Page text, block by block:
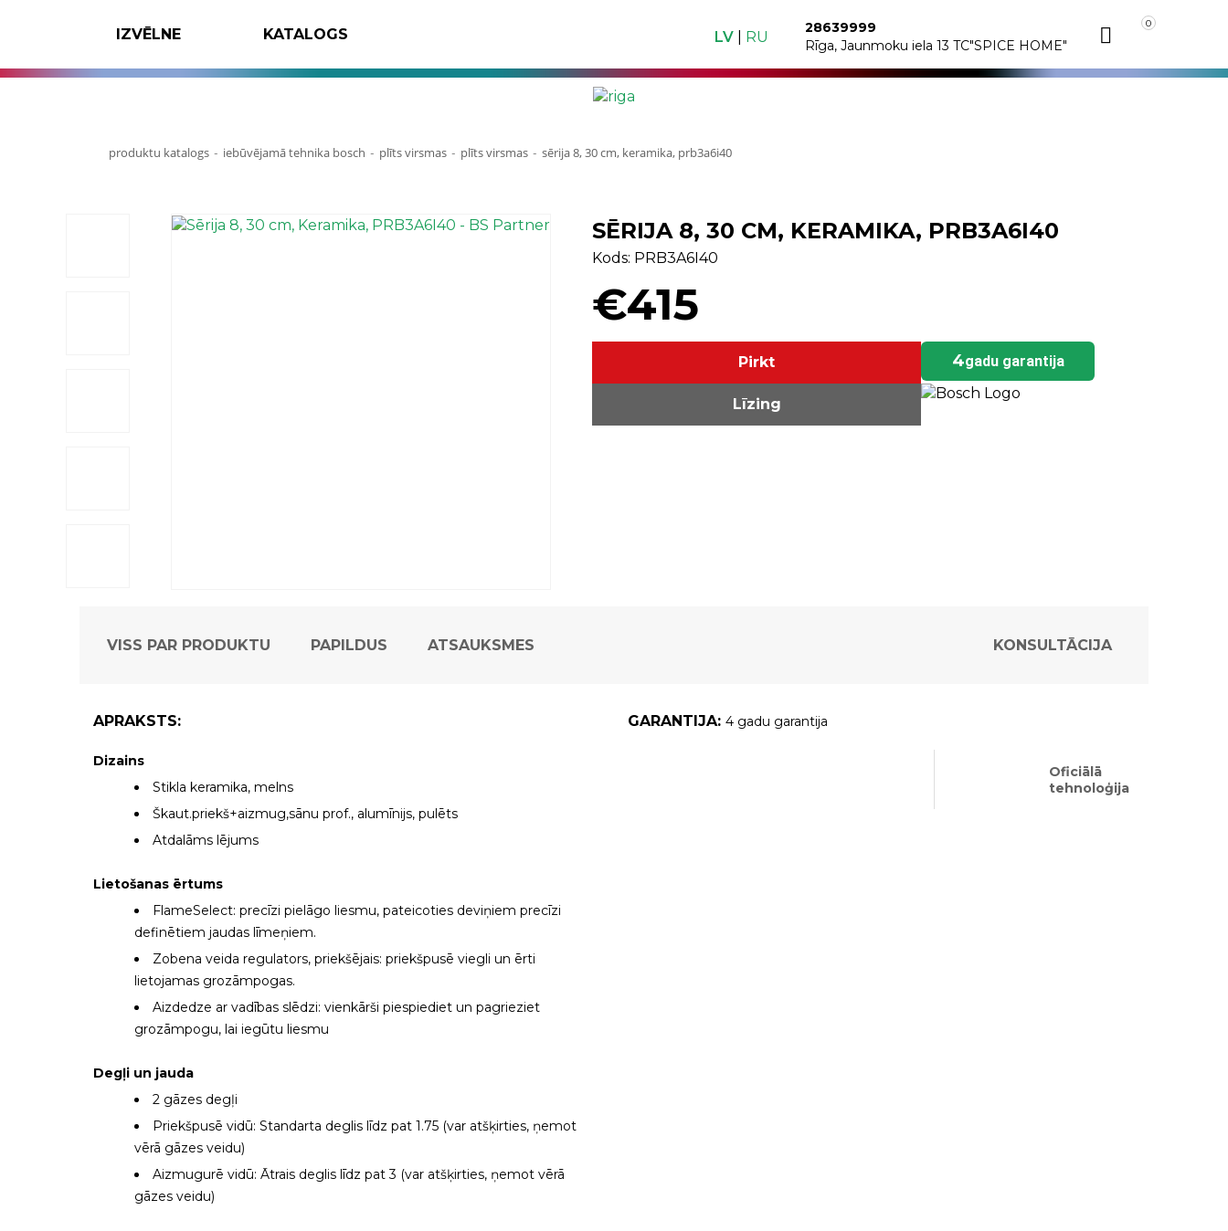
0
28639999
Rīga, Jaunmoku iela 13 TC"SPICE HOME"
LV RU
IZVĒLNE KATALOGS
produktu katalogs - iebūvējamā tehnika bosch - plīts virsmas - plīts virsmas - sērija 8, 30 cm, keramika, prb3a6i40
SĒRIJA 8, 30 CM, KERAMIKA, PRB3A6I40
Kods: PRB3A6I40
€415
Pirkt 4gadu garantija
Līzing
VISS PAR PRODUKTU PAPILDUS ATSAUKSMES KONSULTĀCIJA
APRAKSTS:
Dizains
Stikla keramika, melns
Škaut.priekš+aizmug,sānu prof., alumīnijs, pulēts
Atdalāms lējums
Lietošanas ērtums
FlameSelect: precīzi pielāgo liesmu, pateicoties deviņiem precīzi
definētiem jaudas līmeņiem.
Zobena veida regulators, priekšējais: priekšpusē viegli un ērti
lietojamas grozāmpogas.
Aizdedze ar vadības slēdzi: vienkārši piespiediet un pagrieziet
grozāmpogu, lai iegūtu liesmu
Degļi un jauda
2 gāzes degļi
Priekšpusē vidū: Standarta deglis līdz pat 1.75 (var atšķirties, ņemot
vērā gāzes veidu)
Aizmugurē vidū: Ātrais deglis līdz pat 3 (var atšķirties, ņemot vērā
gāzes veidu)
GARANTIJA: 4 gadu garantija
Oficiālā
tehnoloģija